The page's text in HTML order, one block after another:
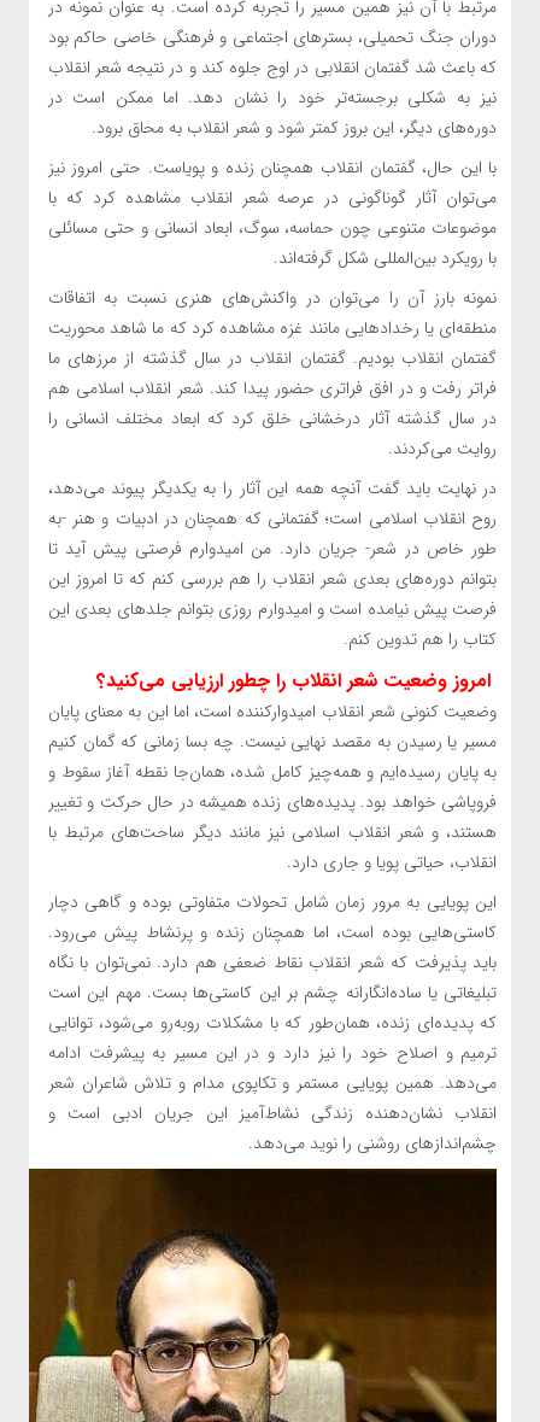
مرتبط با آن نیز همین مسیر را تجربه کرده است. به عنوان نمونه در
دوران جنگ تحمیلی، بسترهای اجتماعی و فرهنگی خاصی حاکم بود
که باعث شد گفتمان انقلابی در اوج جلوه کند و در نتیجه شعر انقلاب
نیز به شکلی برجسته‌تر خود را نشان دهد. اما ممکن است در
دوره‌های دیگر، این بروز کمتر شود و شعر انقلاب به محاق برود.
با این حال، گفتمان انقلاب همچنان زنده و پویاست. حتی امروز نیز
می‌توان آثار گوناگونی در عرصه شعر انقلاب مشاهده کرد که با
موضوعات متنوعی چون حماسه، سوگ، ابعاد انسانی و حتی مسائلی
با رویکرد بین‌المللی شکل گرفته‌اند.
نمونه بارز آن را می‌توان در واکنش‌های هنری نسبت به اتفاقات
منطقه‌ای یا رخدادهایی مانند غزه مشاهده کرد که ما شاهد محوریت
گفتمان انقلاب بودیم. گفتمان انقلاب در سال گذشته از مرزهای ما
فراتر رفت و در افق فراتری حضور پیدا کند. شعر انقلاب اسلامی هم
در سال گذشته آثار درخشانی خلق کرد که ابعاد مختلف انسانی را
روایت می‌کردند.
در نهایت باید گفت آنچه همه این آثار را به یکدیگر پیوند می‌دهد،
روح انقلاب اسلامی است؛ گفتمانی که همچنان در ادبیات و هنر -به
طور خاص در شعر- جریان دارد. من امیدوارم فرصتی پیش آید تا
بتوانم دوره‌های بعدی شعر انقلاب را هم بررسی کنم که تا امروز این
فرصت پیش نیامده است و امیدوارم روزی بتوانم جلدهای بعدی این
کتاب را هم تدوین کنم.
امروز وضعیت شعر انقلاب را چطور ارزیابی می‌کنید؟
وضعیت کنونی شعر انقلاب امیدوارکننده است، اما این به معنای پایان
مسیر یا رسیدن به مقصد نهایی نیست. چه بسا زمانی که گمان کنیم
به پایان رسیده‌ایم و همه‌چیز کامل شده، همان‌جا نقطه آغاز سقوط و
فروپاشی خواهد بود. پدیده‌های زنده همیشه در حال حرکت و تغییر
هستند، و شعر انقلاب اسلامی نیز مانند دیگر ساحت‌های مرتبط با
انقلاب، حیاتی پویا و جاری دارد.
این پویایی به مرور زمان شامل تحولات متفاوتی بوده و گاهی دچار
کاستی‌هایی بوده است، اما همچنان زنده و پرنشاط پیش می‌رود.
باید پذیرفت که شعر انقلاب نقاط ضعفی هم دارد. نمی‌توان با نگاه
تبلیغاتی یا ساده‌انگارانه چشم بر این کاستی‌ها بست. مهم این است
که پدیده‌ای زنده، همان‌طور که با مشکلات روبه‌رو می‌شود، توانایی
ترمیم و اصلاح خود را نیز دارد و در این مسیر به پیشرفت ادامه
می‌دهد. همین پویایی مستمر و تکاپوی مدام و تلاش شاعران شعر
انقلاب نشان‌دهنده زندگی نشاط‌آمیز این جریان ادبی است و
چشم‌اندازهای روشنی را نوید می‌دهد.